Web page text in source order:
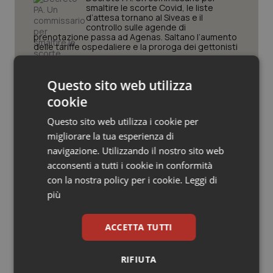
Veneto
Oncoematologia
Psoriasi & pelle
Quotidiano Cardiologia
Quotidiano Chirurgia
Quotidiano Oncologia
Quotidiano Pediatria
Rene & patologie urogenitali
smaltire le scorte Covid, le liste
d’attesa tornano al Siveas e il
controllo sulle agende di
prenotazione passa ad Agenas. Saltano l’aumento
delle tariffe ospedaliere e la proroga dei gettonisti
27.000 posti per Medicina, 3.000 in
Pnrr Salute. Missione 6 verso il
traguardo, in chiusura la
rendicontazione degli obiettivi per la
X e ultima rata
Questo sito web utilizza
cookie
Questo sito web utilizza i cookie per
migliorare la tua esperienza di
navigazione. Utilizzando il nostro sito web
acconsenti a tutti i cookie in conformità
con la nostra policy per i cookie. Leggi di
più
ACCETTA TUTTI
RIFIUTA